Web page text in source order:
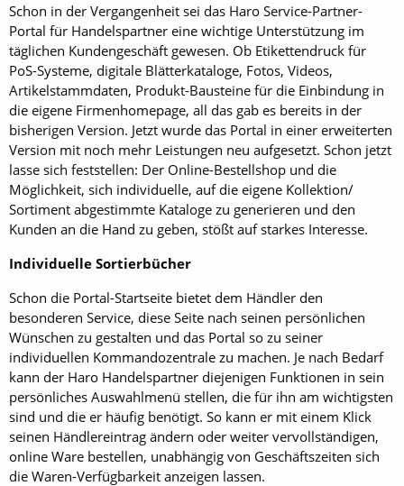
Schon in der Vergangenheit sei das Haro Service-Partner-
Portal für Handelspartner eine wichtige Unterstützung im
täglichen Kundengeschäft gewesen. Ob Etikettendruck für
PoS-Systeme, digitale Blätterkataloge, Fotos, Videos,
Artikelstammdaten, Produkt-Bausteine für die Einbindung in
die eigene Firmenhomepage, all das gab es bereits in der
bisherigen Version. Jetzt wurde das Portal in einer erweiterten
Version mit noch mehr Leistungen neu aufgesetzt. Schon jetzt
lasse sich feststellen: Der Online-Bestellshop und die
Möglichkeit, sich individuelle, auf die eigene Kollektion/
Sortiment abgestimmte Kataloge zu generieren und den
Kunden an die Hand zu geben, stößt auf starkes Interesse.
Individuelle Sortierbücher
Schon die Portal-Startseite bietet dem Händler den
besonderen Service, diese Seite nach seinen persönlichen
Wünschen zu gestalten und das Portal so zu seiner
individuellen Kommandozentrale zu machen. Je nach Bedarf
kann der Haro Handelspartner diejenigen Funktionen in sein
persönliches Auswahlmenü stellen, die für ihn am wichtigsten
sind und die er häufig benötigt. So kann er mit einem Klick
seinen Händlereintrag ändern oder weiter vervollständigen,
online Ware bestellen, unabhängig von Geschäftszeiten sich
die Waren-Verfügbarkeit anzeigen lassen.